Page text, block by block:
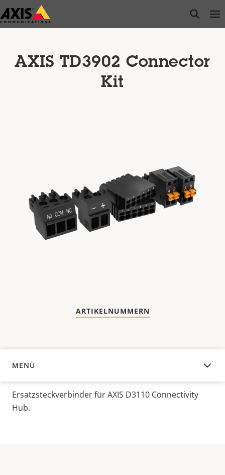
Zum
Hauptinhalt
open
AXIS TD3902 Connector
Kit
ARTIKELNUMMERN
MENÜ
ÜBERSICHT
Ersatzsteckverbinder für AXIS D3110 Connectivity
Hub.